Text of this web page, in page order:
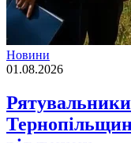
Новини
01.08.2026